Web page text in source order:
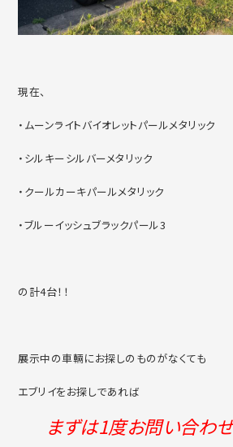
現在、
・ムーンライトバイオレットパールメタリック
・シルキーシルバーメタリック
・クールカーキパールメタリック
・ブルーイッシュブラックパール3
の計4台！！
展示中の車輛にお探しのものがなくても
エブリイをお探しであれば
まずは1度お問い合わせ